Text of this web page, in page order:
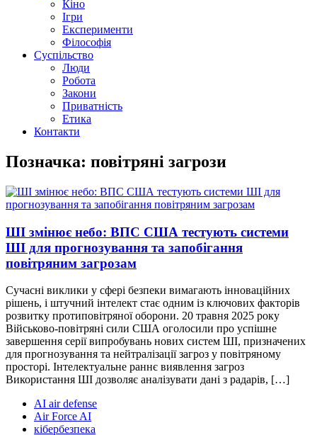
Кіно
Ігри
Експерименти
Філософія
Суспільство
Люди
Робота
Закони
Приватність
Етика
Контакти
Позначка: повітряні загрози
ШІ змінює небо: ВПС США тестують системи
ШІ для прогнозування та запобігання
повітряним загрозам
Сучасні виклики у сфері безпеки вимагають інноваційних
рішень, і штучний інтелект стає одним із ключових факторів
розвитку протиповітряної оборони. 20 травня 2025 року
Військово-повітряні сили США оголосили про успішне
завершення серії випробувань нових систем ШІ, призначених
для прогнозування та нейтралізації загроз у повітряному
просторі. Інтелектуальне раннє виявлення загроз
Використання ШІ дозволяє аналізувати дані з радарів, […]
AI air defense
Air Force AI
кібербезпека